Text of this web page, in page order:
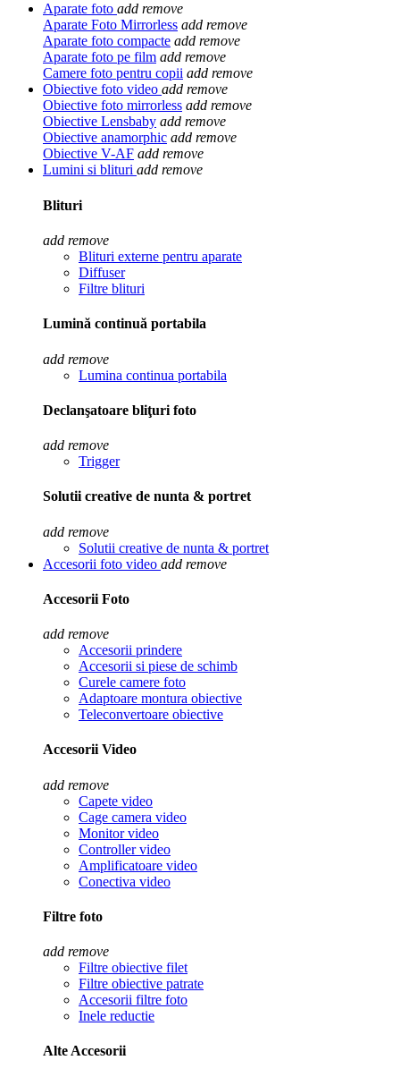
Aparate foto add remove
Aparate Foto Mirrorless add remove
Aparate foto compacte add remove
Aparate foto pe film add remove
Camere foto pentru copii add remove
Obiective foto video add remove
Obiective foto mirrorless add remove
Obiective Lensbaby add remove
Obiective anamorphic add remove
Obiective V-AF add remove
Lumini si blituri add remove
Blituri
add remove
Blituri externe pentru aparate
Diffuser
Filtre blituri
Lumină continuă portabila
add remove
Lumina continua portabila
Declanşatoare bliţuri foto
add remove
Trigger
Solutii creative de nunta & portret
add remove
Solutii creative de nunta & portret
Accesorii foto video add remove
Accesorii Foto
add remove
Accesorii prindere
Accesorii si piese de schimb
Curele camere foto
Adaptoare montura obiective
Teleconvertoare obiective
Accesorii Video
add remove
Capete video
Cage camera video
Monitor video
Controller video
Amplificatoare video
Conectiva video
Filtre foto
add remove
Filtre obiective filet
Filtre obiective patrate
Accesorii filtre foto
Inele reductie
Alte Accesorii